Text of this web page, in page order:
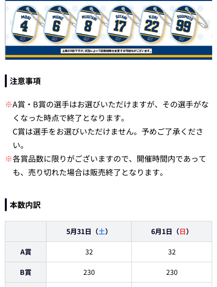
注意事項
※A賞・B賞の選手はお選びいただけますが、その選手がな
くなった時点で終了となります。
C賞は選手をお選びいただけません。予めご了承くださ
い。
※各賞品数に限りがございますので、開催時間内であって
も、売り切れた場合は販売終了となります。
本数内訳
5月31日（土） 6月1日（日）
A賞 32 32
B賞 230 230